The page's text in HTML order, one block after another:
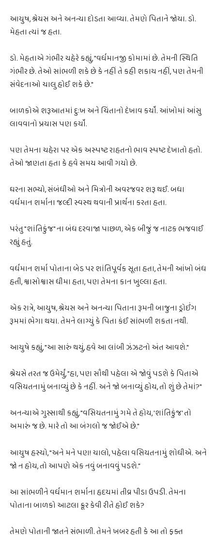
આયુષ, શ્રેયસ અને અનન્યા દોડતા આવ્યા. તેમણે પિતાને જોયા. ડો.
મેહતા ત્યાં જ હતા.
ડો. મેહતાએ ગંભીર ચહેરે કહ્યું, "વર્ધમાનજી કોમામાં છે. તેમની સ્થિતિ
ગંભીર છે. તેઓ સાંભળી શકે છે કે નહીં તે કહી શકાય નહીં, પણ તેમની
સંવેદનાઓ ચાલુ હોઈ શકે છે."
બાળકોએ શરૂઆતમાં દુઃખ અને ચિંતાનો દેખાવ કર્યો. આંખોમાં આંસુ
લાવવાનો પ્રયાસ પણ કર્યો.
પણ તેમના ચહેરા પર એક અસ્પષ્ટ રાહતનો ભાવ સ્પષ્ટ દેખાતો હતો.
તેઓ જાણતા હતા કે હવે સમય આવી ગયો છે.
ઘરના સભ્યો, સંબંધીઓ અને મિત્રોની અવરજવર શરૂ થઈ. બધા
વર્ધમાન શર્માના જલ્દી સ્વસ્થ થવાની પ્રાર્થના કરતા હતા.
પરંતુ "શાંતિકુંજ" ના બંધ દરવાજા પાછળ, એક બીજું જ નાટક ભજવાઈ
રહ્યું હતું.
વર્ધમાન શર્મા પોતાના બેડ પર શાંતિપૂર્વક સૂતા હતા, તેમની આંખો બંધ
હતી, શ્વાસોશ્વાસ ધીમા હતા, પણ તેમના કાન ખુલ્લા હતા.
એક રાત્રે, આયુષ, શ્રેયસ અને અનન્યા પિતાના રૂમની બાજુના ડ્રોઈંગ
રૂમમાં ભેગા થયા. તેમને લાગ્યું કે પિતા કંઈ સાંભળી શકતા નથી.
આયુષે કહ્યું, "આ સારું થયું, હવે આ લાંબી ઝંઝટનો અંત આવશે."
શ્રેયસે તરત જ ઉમેર્યું, "હા, પણ સૌથી પહેલા એ જોવું પડશે કે પિતાએ
વસિયતનામું બનાવ્યું છે કે નહીં. અને જો બનાવ્યું હોય, તો શું છે તેમાં?"
અનન્યાએ ગુસ્સાથી કહ્યું, "વસિયતનામું ગમે તે હોય, 'શાંતિકુંજ' તો
અમારું જ છે. મારે તો આ બંગલો જ જોઈએ છે."
આયુષ હસ્યો, "અને મને પણ! ચાલો, પહેલા વસિયતનામું શોધીએ. અને
જો ન હોય, તો આપણે એક નવું બનાવવું પડશે."
આ સાંભળીને વર્ધમાન શર્માના હૃદયમાં તીવ્ર પીડા ઉપડી. તેમના
પોતાના બાળકો આટલા ક્રૂર કેવી રીતે હોઈ શકે?
તેમણે પોતાની જાતને સંભાળી. તેમને ખબર હતી કે આ તો ફક્ત